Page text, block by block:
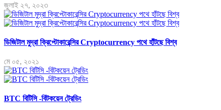
জুলাই ২৭, ২০২৩
ডিজিটাল মুদ্রা ক্রিপ্টোকারেন্সির Cryptocurrency পথে হাঁটছে বিশ্ব
মে ০৫, ২০২১
BTC বিটিসি -বিটকয়েন ট্রেডিং